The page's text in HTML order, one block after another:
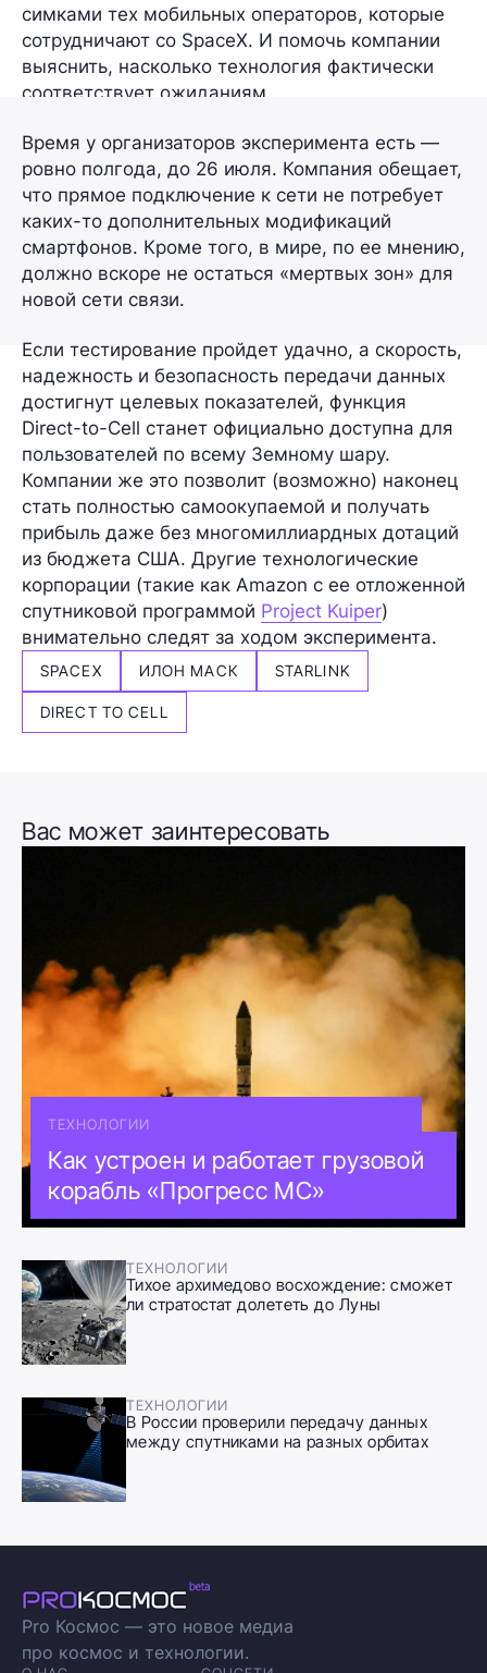
симками тех мобильных операторов, которые
сотрудничают со SpaceX. И помочь компании
выяснить, насколько технология фактически
соответствует ожиданиям.
Время у организаторов эксперимента есть —
ровно полгода, до 26 июля. Компания обещает,
что прямое подключение к сети не потребует
каких-то дополнительных модификаций
смартфонов. Кроме того, в мире, по ее мнению,
должно вскоре не остаться «мертвых зон» для
новой сети связи.
Если тестирование пройдет удачно, а скорость,
надежность и безопасность передачи данных
достигнут целевых показателей, функция
Direct-to-Cell станет официально доступна для
пользователей по всему Земному шару.
Компании же это позволит (возможно) наконец
стать полностью самоокупаемой и получать
прибыль даже без многомиллиардных дотаций
из бюджета США. Другие технологические
корпорации (такие как Amazon с ее отложенной
спутниковой программой Project Kuiper)
внимательно следят за ходом эксперимента.
SPACEX ИЛОН МАСК STARLINK
DIRECT TO CELL
Вас может заинтересовать
ТЕХНОЛОГИИ
Как устроен и работает грузовой
корабль «Прогресс МС»
ТЕХНОЛОГИИ
Тихое архимедово восхождение: сможет
ли стратостат долететь до Луны
ТЕХНОЛОГИИ
В России проверили передачу данных
между спутниками на разных орбитах
Pro Космос — это новое медиа
про космос и технологии.